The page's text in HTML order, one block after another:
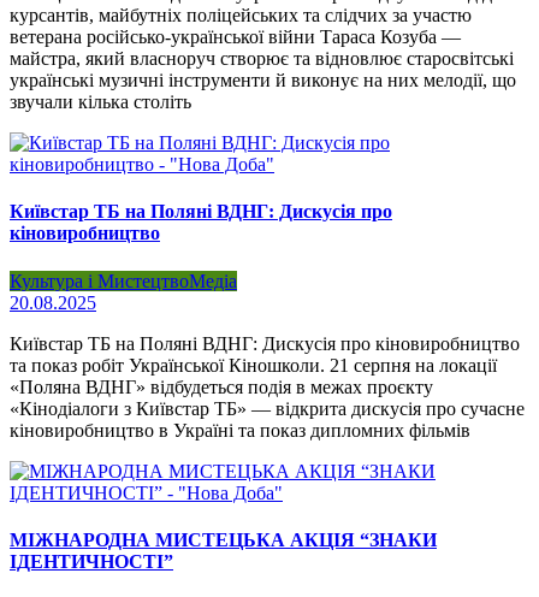
курсантів, майбутніх поліцейських та слідчих за участю
ветерана російсько-української війни Тараса Козуба —
майстра, який власноруч створює та відновлює старосвітські
українські музичні інструменти й виконує на них мелодії, що
звучали кілька століть
Київстар ТБ на Поляні ВДНГ: Дискусія про
кіновиробництво
Культура і МистецтвоМедіа
20.08.2025
Київстар ТБ на Поляні ВДНГ: Дискусія про кіновиробництво
та показ робіт Української Кіношколи. 21 серпня на локації
«Поляна ВДНГ» відбудеться подія в межах проєкту
«Кінодіалоги з Київстар ТБ» — відкрита дискусія про сучасне
кіновиробництво в Україні та показ дипломних фільмів
МІЖНАРОДНА МИСТЕЦЬКА АКЦІЯ “ЗНАКИ
ІДЕНТИЧНОСТІ”